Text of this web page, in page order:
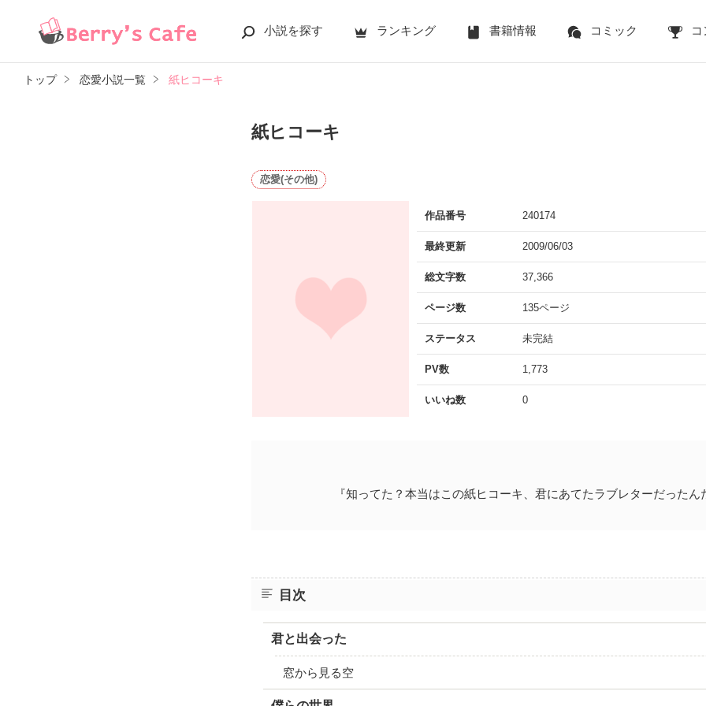
小説を探す ランキング 書籍情報 コミック
トップ 恋愛小説一覧 紙ヒコーキ
紙ヒコーキ
恋愛(その他)
作品番号 240174
最終更新 2009/06/03
総文字数 37,366
ページ数 135ページ
ステータス 未完結
PV数 1,773
いいね数 0
『知ってた？本当はこの紙ヒコーキ、君にあてたラブレターだったん
目次
君と出会った
窓から見る空